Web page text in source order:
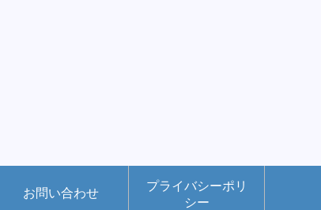
お問い合わせ
プライバシーポリ
シー